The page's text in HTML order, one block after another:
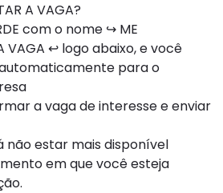
A VAGA?
com o nome ↪ ME
VAGA ↩ logo abaixo, e você
para o
a vaga de interesse e enviar
não estar mais disponível
em que você esteja